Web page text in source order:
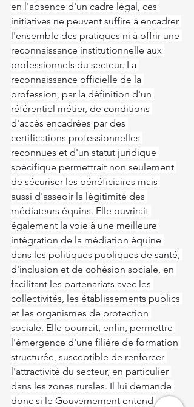
en l'absence d'un cadre légal, ces
initiatives ne peuvent suffire à encadrer
l'ensemble des pratiques ni à offrir une
reconnaissance institutionnelle aux
professionnels du secteur. La
reconnaissance officielle de la
profession, par la définition d'un
référentiel métier, de conditions
d'accès encadrées par des
certifications professionnelles
reconnues et d'un statut juridique
spécifique permettrait non seulement
de sécuriser les bénéficiaires mais
aussi d'asseoir la légitimité des
médiateurs équins. Elle ouvrirait
également la voie à une meilleure
intégration de la médiation équine
dans les politiques publiques de santé,
d'inclusion et de cohésion sociale, en
facilitant les partenariats avec les
collectivités, les établissements publics
et les organismes de protection
sociale. Elle pourrait, enfin, permettre
l'émergence d'une filière de formation
structurée, susceptible de renforcer
l'attractivité du secteur, en particulier
dans les zones rurales. Il lui demande
donc si le Gouvernement entend